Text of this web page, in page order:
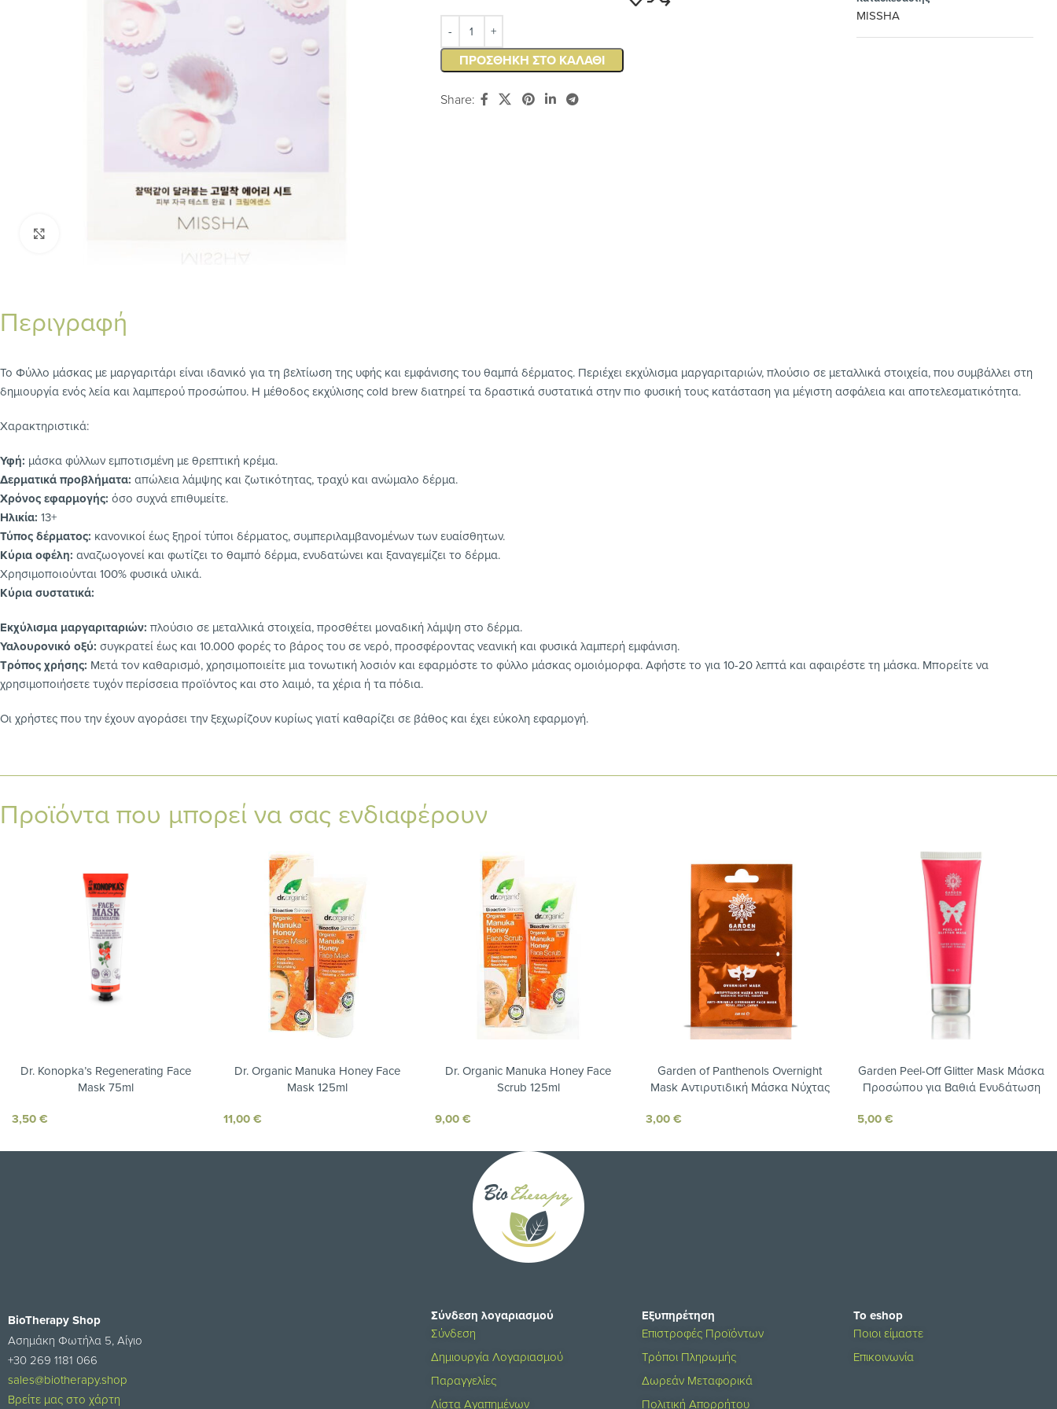
ΠΡΟΣΘΉΚΗ ΣΤΟ ΚΑΛΆΘΙ
Share:
MISSHA
Περιγραφή
Το Φύλλο μάσκας με μαργαριτάρι είναι ιδανικό για τη βελτίωση της υφής και εμφάνισης του θαμπά δέρματος. Περιέχει εκχύλισμα μαργαριταριών, πλούσιο σε μεταλλικά στοιχεία, που συμβάλλει στη
δημιουργία ενός λεία και λαμπερού προσώπου. Η μέθοδος εκχύλισης cold brew διατηρεί τα δραστικά συστατικά στην πιο φυσική τους κατάσταση για μέγιστη ασφάλεια και αποτελεσματικότητα.
Χαρακτηριστικά:
Υφή: μάσκα φύλλων εμποτισμένη με θρεπτική κρέμα.
Δερματικά προβλήματα: απώλεια λάμψης και ζωτικότητας, τραχύ και ανώμαλο δέρμα.
Χρόνος εφαρμογής: όσο συχνά επιθυμείτε.
Ηλικία: 13+
Τύπος δέρματος: κανονικοί έως ξηροί τύποι δέρματος, συμπεριλαμβανομένων των ευαίσθητων.
Κύρια οφέλη: αναζωογονεί και φωτίζει το θαμπό δέρμα, ενυδατώνει και ξαναγεμίζει το δέρμα.
Χρησιμοποιούνται 100% φυσικά υλικά.
Κύρια συστατικά:
Εκχύλισμα μαργαριταριών: πλούσιο σε μεταλλικά στοιχεία, προσθέτει μοναδική λάμψη στο δέρμα.
Υαλουρονικό οξύ: συγκρατεί έως και 10.000 φορές το βάρος του σε νερό, προσφέροντας νεανική και φυσικά λαμπερή εμφάνιση.
Τρόπος χρήσης: Μετά τον καθαρισμό, χρησιμοποιείτε μια τονωτική λοσιόν και εφαρμόστε το φύλλο μάσκας ομοιόμορφα. Αφήστε το για 10-20 λεπτά και αφαιρέστε τη μάσκα. Μπορείτε να
χρησιμοποιήσετε τυχόν περίσσεια προϊόντος και στο λαιμό, τα χέρια ή τα πόδια.
Οι χρήστες που την έχουν αγοράσει την ξεχωρίζουν κυρίως γιατί καθαρίζει σε βάθος και έχει εύκολη εφαρμογή.
Προϊόντα που μπορεί να σας ενδιαφέρουν
Dr. Konopka’s Regenerating Face
Mask 75ml
3,50€
Dr. Organic Manuka Honey Face
Mask 125ml
11,00€
Dr. Organic Manuka Honey Face
Scrub 125ml
9,00€
Garden of Panthenols Overnight
Mask Αντιρυτιδική Μάσκα Νύχτας
3,00€
Garden Peel-Off Glitter Mask Μάσκα
Προσώπου για Βαθιά Ενυδάτωση
5,00€
BioTherapy Shop
Ασημάκη Φωτήλα 5, Αίγιο
+30 269 1181 066
sales@biotherapy.shop
Βρείτε μας στο χάρτη
Σύνδεση λογαριασμού
Σύνδεση
Δημιουργία Λογαριασμού
Παραγγελίες
Λίστα Αγαπημένων
Εξυπηρέτηση
Επιστροφές Προϊόντων
Τρόποι Πληρωμής
Δωρεάν Μεταφορικά
Πολιτική Απορρήτου
Το eshop
Ποιοι είμαστε
Επικοινωνία